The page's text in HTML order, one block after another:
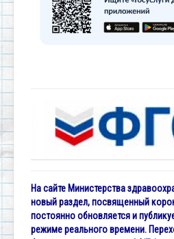
На сайте Министерства
новый раздел, посвященный
постоянно обновляется и
режиме реального времени.